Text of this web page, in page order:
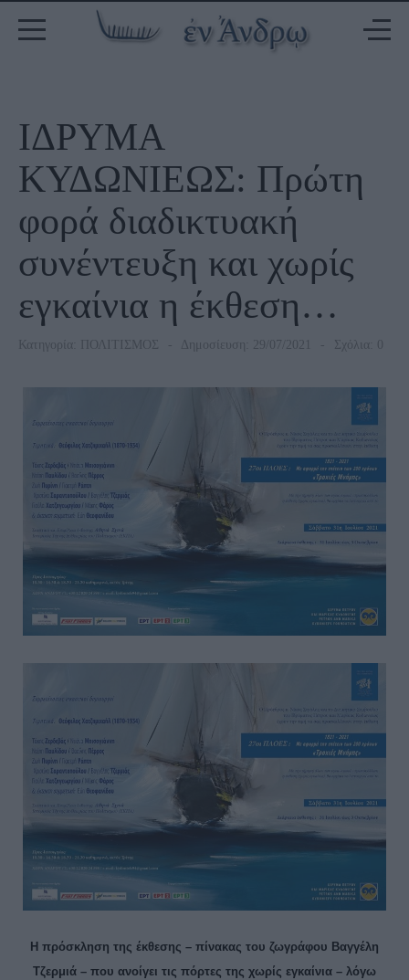
ΙΔΡΥΜΑ
ΚΥΔΩΝΙΕΩΣ: Πρώτη
φορά διαδικτυακή
συνέντευξη και χωρίς
εγκαίνια η έκθεση…
Κατηγορία: ΠΟΛΙΤΙΣΜΟΣ Δημοσίευση: 29/07/2021 Σχόλια: 0
Η πρόσκληση της έκθεσης – πίνακας του ζωγράφου Βαγγέλη
Τζερμιά – που ανοίγει τις πόρτες της χωρίς εγκαίνια – λόγω